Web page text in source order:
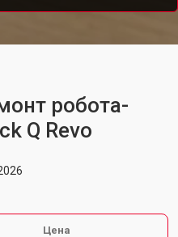
робота-
Q Revo
Цена